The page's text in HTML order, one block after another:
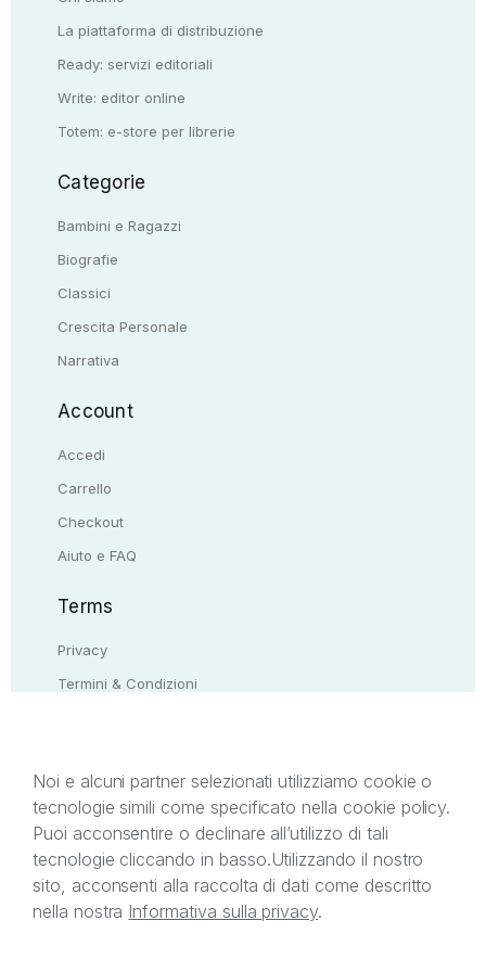
La piattaforma di distribuzione
Ready: servizi editoriali
Write: editor online
Totem: e-store per librerie
Categorie
Bambini e Ragazzi
Biografie
Classici
Crescita Personale
Narrativa
Account
Accedi
Carrello
Checkout
Aiuto e FAQ
Terms
Privacy
Termini & Condizioni
Il presente sito web è di proprietà di StreetLib S.r.l.
C.F. e P.IVA 05338720963. StreetLib S.r.l. è
titolare di tutti i diritti di proprietà intellettuale
afferenti ai marchi, loghi e segni distintivi presenti
sul sito web. Si invita l’utente a prendere visione
Noi e alcuni partner selezionati utilizziamo cookie o
tecnologie simili come specificato nella cookie policy.
Puoi acconsentire o declinare all’utilizzo di tali
tecnologie cliccando in basso.Utilizzando il nostro
sito, acconsenti alla raccolta di dati come descritto
nella nostra Informativa sulla privacy.